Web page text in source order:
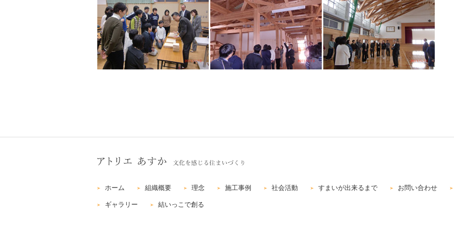
ホーム 組織概要 理念 施工事例 社会活動 すまいが出来るまで お問い合わせ
ギャラリー 結いっこで創る